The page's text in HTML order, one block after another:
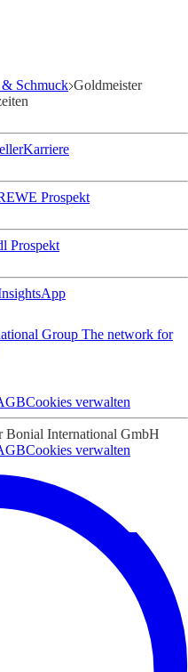
Schmuck Goldmeister
Karriere
Prospekt
Prospekt
App
Group The network for
Cookies verwalten
International GmbH
Cookies verwalten